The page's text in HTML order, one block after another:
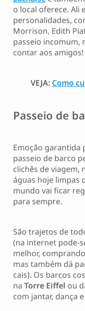
o local oferece. Ali
personalidades,
Morrison, Edith
passeio incomum,
contar aos amigos!
VEJA: Como
Passeio de
Emoção garantida
passeio de barco
clichês de viagem,
águas hoje limpas
mundo vai ficar
para sempre.
São trajetos de
(na internet pode-
melhor,
mas também dá
cais). Os barcos
na Torre Eiffel ou
com jantar, dança